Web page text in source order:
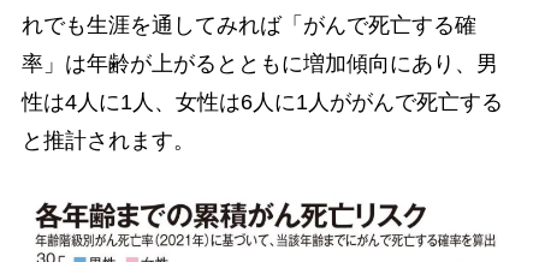
れでも生涯を通してみれば「がんで死亡する確
率」は年齢が上がるとともに増加傾向にあり、男
性は4人に1人、女性は6人に1人ががんで死亡する
と推計されます。